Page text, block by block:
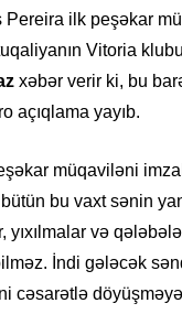
Pereira ilk peşəkar
Vitoria
xəbər verir ki, bu
açıqlama yayıb.
müqaviləni
bu vaxt sənin
yıxılmalar və
İndi gələcək
cəsarətlə